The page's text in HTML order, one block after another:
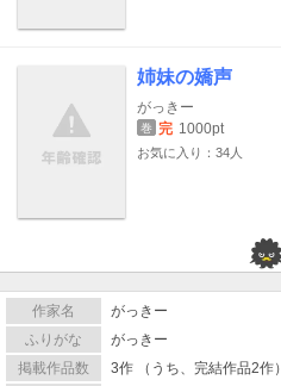
姉妹の嬌声
がっきー
巻 完 1000pt
お気に入り：34人
作家名
がっきー
ふりがな
がっきー
掲載作品数
3作 （うち、完結作品2作）